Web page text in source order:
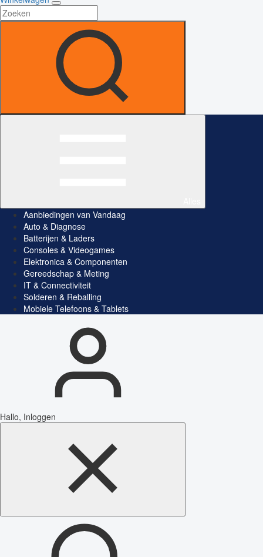
Aanbiedingen van Vandaag
Auto & Diagnose
Batterijen & Laders
Consoles & Videogames
Elektronica & Componenten
Gereedschap & Meting
IT & Connectiviteit
Solderen & Reballing
Mobiele Telefoons & Tablets
Hallo, Inloggen